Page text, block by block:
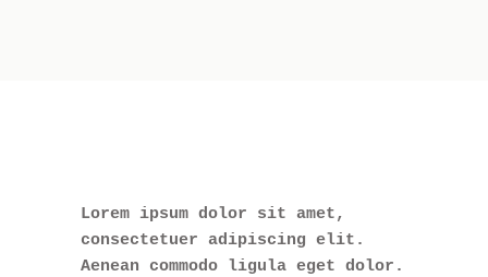
Lorem ipsum dolor sit amet,
consectetuer adipiscing elit.
Aenean commodo ligula eget dolor.